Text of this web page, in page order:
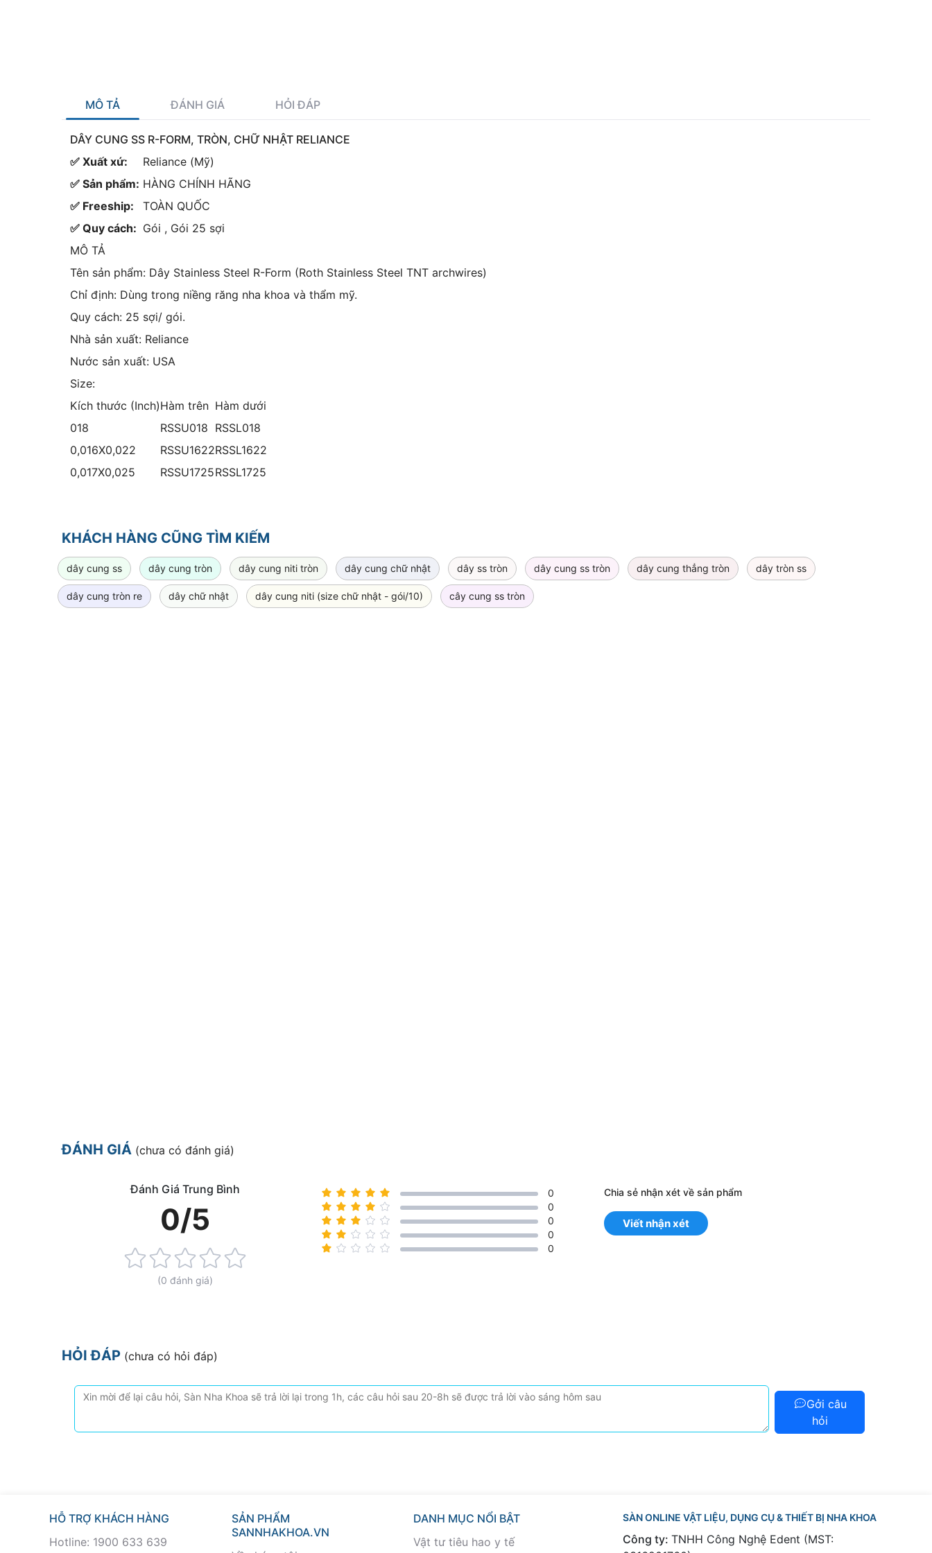
MÔ TẢ ĐÁNH GIÁ HỎI ĐÁP
DÂY CUNG SS R-FORM, TRÒN, CHỮ NHẬT RELIANCE
✅ Xuất xứ:
Reliance (Mỹ)
✅ Sản phẩm: HÀNG CHÍNH HÃNG
✅ Freeship:
TOÀN QUỐC
✅ Quy cách: Gói , Gói 25 sợi
MÔ TẢ
Tên sản phẩm: Dây Stainless Steel R-Form (Roth Stainless Steel TNT archwires)
Chỉ định: Dùng trong niềng răng nha khoa và thẩm mỹ.
Quy cách: 25 sợi/ gói.
Nhà sản xuất: Reliance
Nước sản xuất: USA
Size:
Kích thước (Inch)Hàm trên Hàm dưới
018
RSSU018 RSSL018
0,016X0,022
RSSU1622RSSL1622
0,017X0,025
RSSU1725RSSL1725
KHÁCH HÀNG CŨNG TÌM KIẾM
dây cung ss dây cung tròn dây cung niti tròn dây cung chữ nhật dây ss tròn dây cung ss tròn dây cung thẳng tròn dây tròn ss
dây cung tròn re dây chữ nhật dây cung niti (size chữ nhật - gói/10) cây cung ss tròn
ĐÁNH GIÁ (chưa có đánh giá)
Đánh Giá Trung Bình
0/5
(0 đánh giá)
0
0
0
0
0
Chia sẻ nhận xét về sản phẩm
Viết nhận xét
HỎI ĐÁP (chưa có hỏi đáp)
Gởi câu
hỏi
HỖ TRỢ KHÁCH HÀNG
Hotline: 1900 633 639
SẢN PHẨM
SANNHAKHOA.VN
DANH MỤC NỔI BẬT
Vật tư tiêu hao y tế
SÀN ONLINE VẬT LIỆU, DỤNG CỤ & THIẾT BỊ NHA KHOA
Công ty: TNHH Công Nghệ Edent (MST: